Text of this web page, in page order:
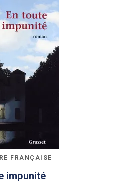
FRANÇAISE
impunité